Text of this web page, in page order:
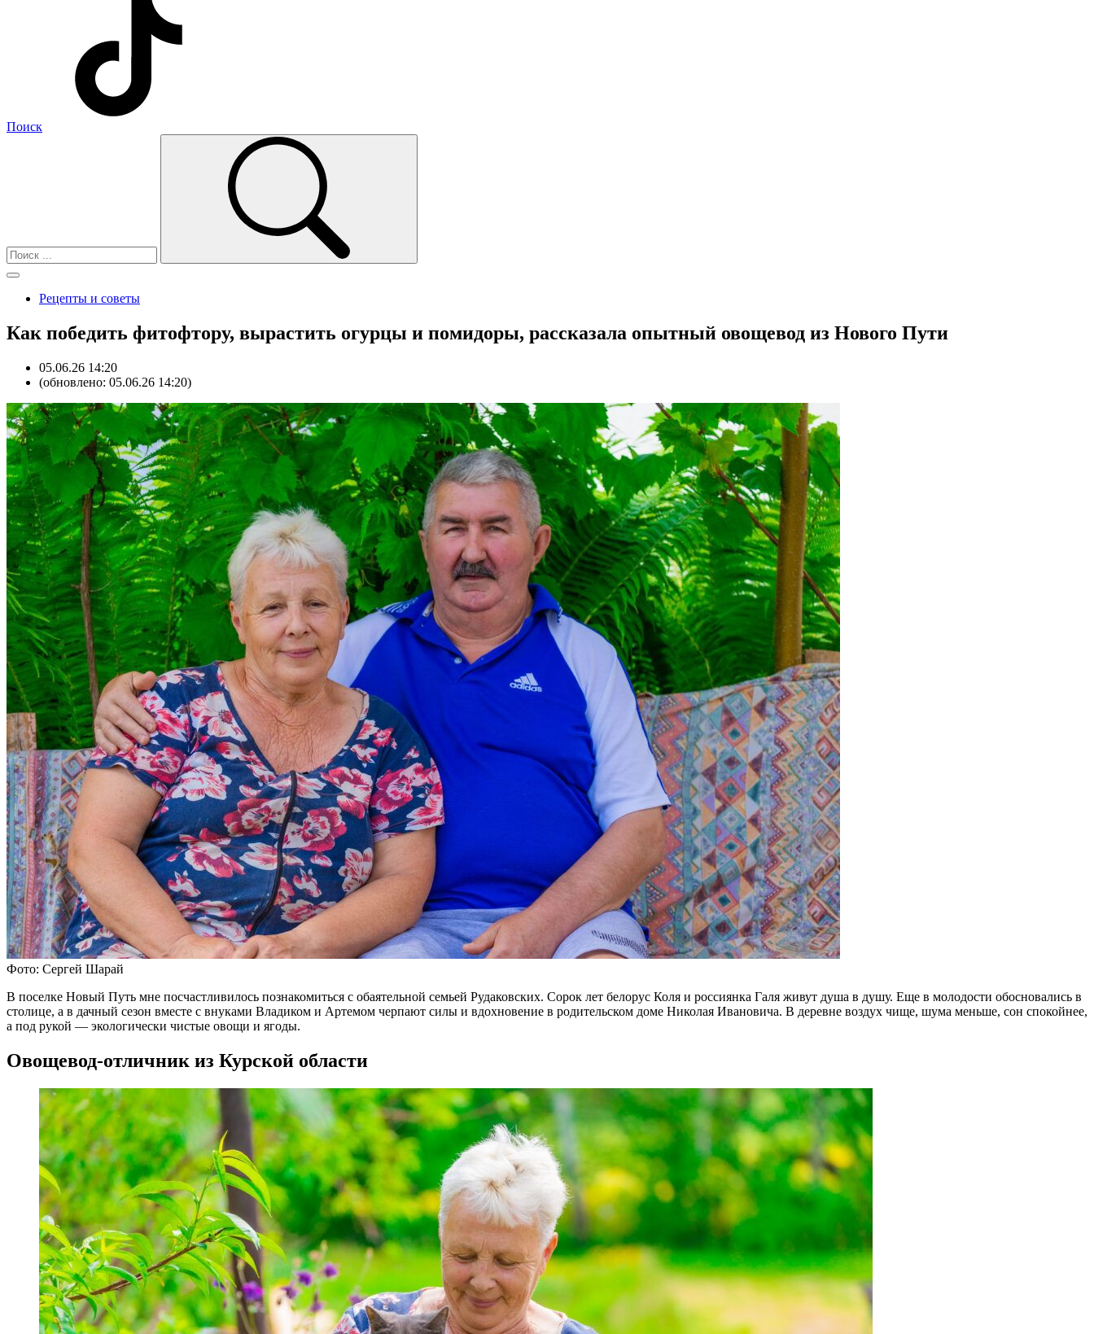
Поиск
Рецепты и советы
Как победить фитофтору, вырастить огурцы и помидоры, рассказала опытный овощевод из Нового Пути
05.06.26 14:20
(обновлено: 05.06.26 14:20)
Фото: Сергей Шарай
В поселке Новый Путь мне посчастливилось познакомиться с обаятельной семьей Рудаковских. Сорок лет белорус Коля и россиянка Галя живут душа в душу. Еще в молодости обосновались в
столице, а в дачный сезон вместе с внуками Владиком и Артемом черпают силы и вдохновение в родительском доме Николая Ивановича. В деревне воздух чище, шума меньше, сон спокойнее,
а под рукой — экологически чистые овощи и ягоды.
Овощевод-отличник из Курской области